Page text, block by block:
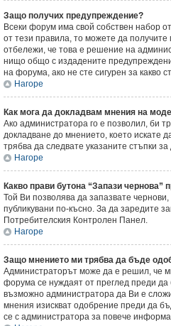
Защо получих предупреждение?
Всеки форум има свой собствен набор
от тези правила, то можете да
отбележи, че това е решение на
нищо общо с издадените
на форума, ако не сте сигурен за какво
Нагоре
Как мога да докладвам мнения на
Ако администратора го е позволил, би
докладване до мнението, което искате
трябва да следвате указаните стъпки
Нагоре
Какво прави бутона “Запази чернова”
Той Ви позволява да запазвате
публикувани по-късно. За да заредите
Потребителския Контролен Панел.
Нагоре
Защо мнението ми трябва да бъде
Администраторът може да е решил, че
форума се нуждаят от преглед преди
възможно администратора да Ви е
мнения изискват одобрение преди да
се с администратора за повече